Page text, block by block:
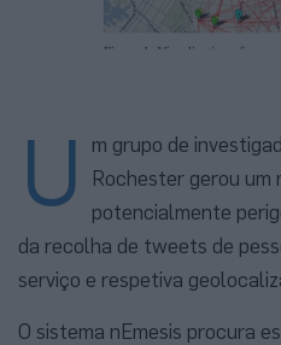
U
m grupo de
Rochester gerou um
potencialmente
da recolha de tweets de
serviço e respetiva
O sistema nEmesis procura